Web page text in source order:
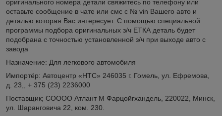
оригинального номера детали свяжитесь по телефону или
оставьте сообщение в чате или смс с № vin Вашего авто и
деталью которая Вас интересует. С помощью специальной
программы подбора оригинальных з/ч ЕТКА деталь будет
подобрана с точностью установленной з/ч при выходе авто с
завода
Назначение: Для легкового автомобиля
Импортёр: Автоцентр «НТС» 246035 г. Гомель, ул. Ефремова,
д. 23,, + 375 (23) 2236000
Поставщик; СОООО Атлант М Фарцойгхандель, 220022, Минск,
ул. Шаранговича 22, ком. 230.